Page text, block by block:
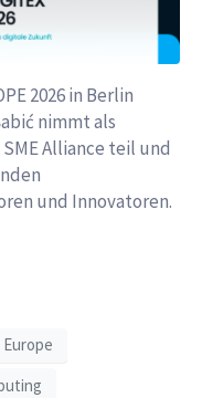
2026 in Berlin
nimmt als
Alliance teil und
und Innovatoren.